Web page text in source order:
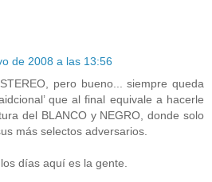
de 2008 a las 13:56
pero bueno... siempre queda
que al final equivale a hacerle
del BLANCO y NEGRO, donde solo
más selectos adversarios.
días aquí es la gente.